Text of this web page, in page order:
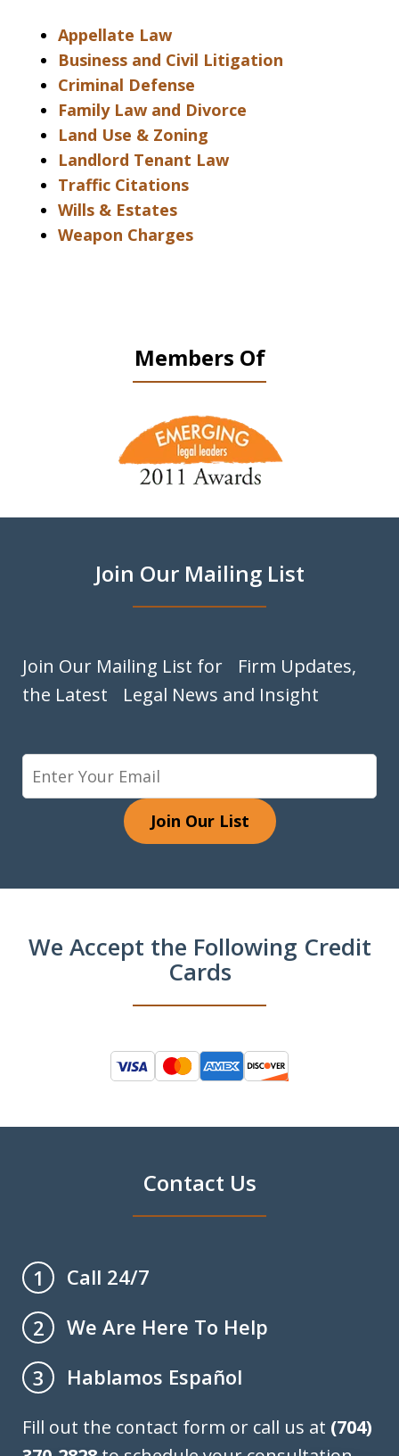
Appellate Law
Business and Civil Litigation
Criminal Defense
Family Law and Divorce
Land Use & Zoning
Landlord Tenant Law
Traffic Citations
Wills & Estates
Weapon Charges
Members Of
Join Our Mailing List
Join Our Mailing List for Firm Updates,
the Latest Legal News and Insight
Join Our List
We Accept the Following Credit
Cards
Contact Us
1
Call 24/7
2
We Are Here To Help
3
Hablamos Español
Fill out the contact form or call us at (704)